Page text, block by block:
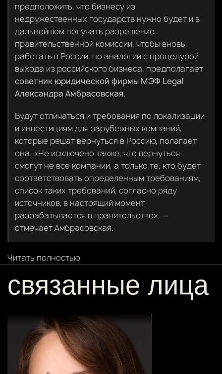
предположить, что бизнесу из
недружественных государств нужно будет и в
дальнейшем получать разрешение
правительственной комиссии, чтобы вновь
работать в России, по аналогии с процедурой
выхода из российского бизнеса, предполагает
советник юридической фирмы МЭФ Legal
Александра Амбрасовская.
Будут отличаться и требования по локализации
и инвестициям для зарубежных компаний,
которые решат вернуться в Россию, полагает
она. «Не исключено также, что вернуться
смогут не все компании, а только те, кто будет
соответствовать определенным требованиям,
список таких требований, согласно ряду
источников, в настоящий момент
разрабатывается в правительстве», —
отмечает Амбрасовская.
Читать полностью
связанные лица